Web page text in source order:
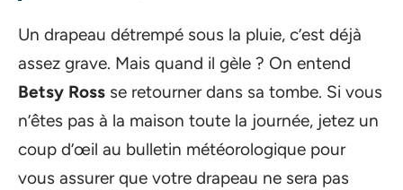
Un drapeau détrempé sous la pluie, c’est déjà
assez grave. Mais quand il gèle ? On entend
Betsy Ross se retourner dans sa tombe. Si vous
n’êtes pas à la maison toute la journée, jetez un
coup d’œil au bulletin météorologique pour
vous assurer que votre drapeau ne sera pas